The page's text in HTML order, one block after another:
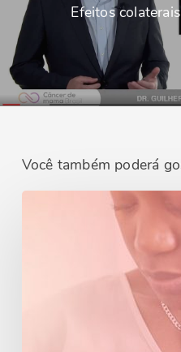
Efeitos
Você também poderá